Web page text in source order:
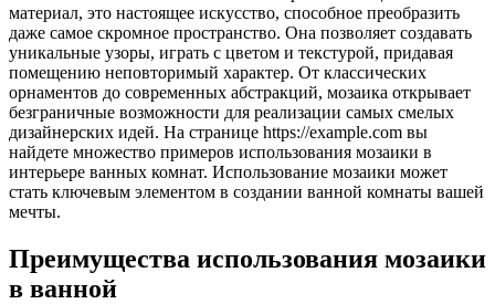
материал, это настоящее искусство, способное преобразить
даже самое скромное пространство. Она позволяет создавать
уникальные узоры, играть с цветом и текстурой, придавая
помещению неповторимый характер. От классических
орнаментов до современных абстракций, мозаика открывает
безграничные возможности для реализации самых смелых
дизайнерских идей. На странице https://example.com вы
найдете множество примеров использования мозаики в
интерьере ванных комнат. Использование мозаики может
стать ключевым элементом в создании ванной комнаты вашей
мечты.
Преимущества использования мозаики
в ванной